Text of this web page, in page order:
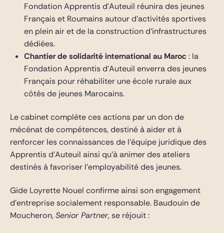
Fondation Apprentis d’Auteuil réunira des jeunes
Français et Roumains autour d’activités sportives
en plein air et de la construction d’infrastructures
dédiées.
Chantier de solidarité international au Maroc : la
Fondation Apprentis d’Auteuil enverra des jeunes
Français pour réhabiliter une école rurale aux
côtés de jeunes Marocains.
Le cabinet complète ces actions par un don de
mécénat de compétences, destiné à aider et à
renforcer les connaissances de l’équipe juridique des
Apprentis d’Auteuil ainsi qu’à animer des ateliers
destinés à favoriser l’employabilité des jeunes.
Gide Loyrette Nouel confirme ainsi son engagement
d’entreprise socialement responsable. Baudouin de
Moucheron,Senior Partner, se réjouit :